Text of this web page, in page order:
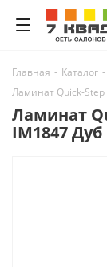
Главная - Каталог -
Ламинат Quick-
Ламинат
IM1847